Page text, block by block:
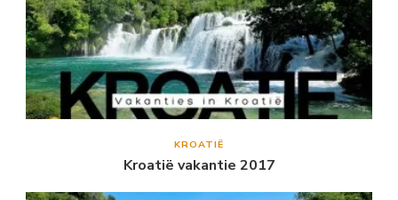
KROATIË
Kroatië vakantie 2017